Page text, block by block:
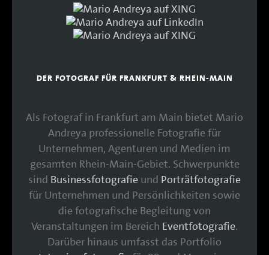
DER FOTOGRAF FÜR FRANKFURT & RHEIN-MAIN
Als Fotograf in Frankfurt am Main bietet Mario
Andreya professionelle Fotografie für
Unternehmen, Agenturen und Medien im
gesamten Rhein-Main-Gebiet. Schwerpunkte
sind Businessfotografie und Porträtfotografie
für Unternehmen und Persönlichkeiten sowie
die fotografische Begleitung von
Veranstaltungen im Bereich Eventfotografie.
Darüber hinaus umfasst das Portfolio